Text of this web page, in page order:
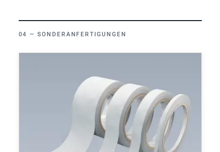
SONDERANFERTIGUNGEN